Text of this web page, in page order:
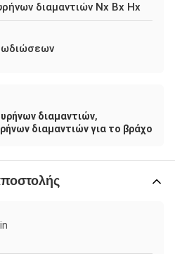
διαμαντιών Nx Bx Hx
διαμαντιών,
διαμαντιών για το βράχο